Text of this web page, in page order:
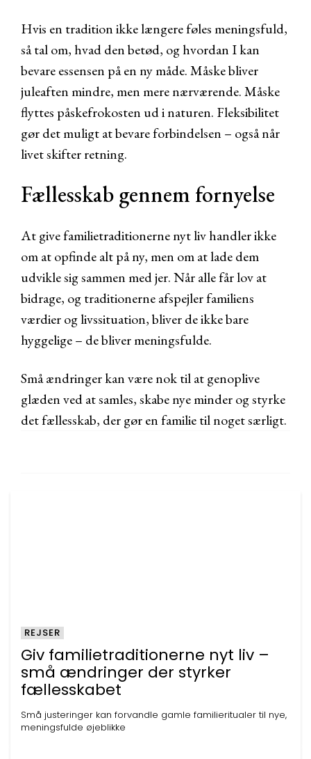
Hvis en tradition ikke længere føles meningsfuld,
så tal om, hvad den betød, og hvordan I kan
bevare essensen på en ny måde. Måske bliver
juleaften mindre, men mere nærværende. Måske
flyttes påskefrokosten ud i naturen. Fleksibilitet
gør det muligt at bevare forbindelsen – også når
livet skifter retning.
Fællesskab gennem fornyelse
At give familietraditionerne nyt liv handler ikke
om at opfinde alt på ny, men om at lade dem
udvikle sig sammen med jer. Når alle får lov at
bidrage, og traditionerne afspejler familiens
værdier og livssituation, bliver de ikke bare
hyggelige – de bliver meningsfulde.
Små ændringer kan være nok til at genoplive
glæden ved at samles, skabe nye minder og styrke
det fællesskab, der gør en familie til noget særligt.
Giv familietraditionerne nyt liv –
små ændringer der styrker
fællesskabet
Små justeringer kan forvandle gamle familieritualer til nye,
meningsfulde øjeblikke
REJSER